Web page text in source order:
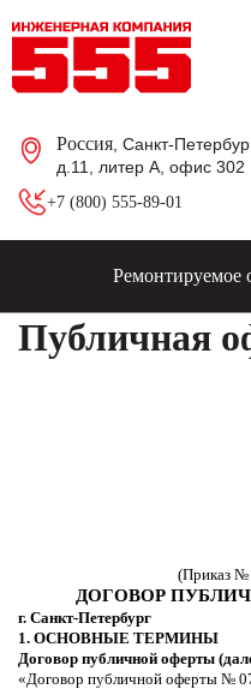
Россия , Санкт-
д.11, литер А, офис 302
+7 (800) 555-89-01
Ремонтируемое
Публичная
(Приказ №
ДОГОВОР
г. Санкт-Петербург
1. ОСНОВНЫЕ ТЕРМИНЫ
Договор публичной оферты
«Договор публичной оферты №